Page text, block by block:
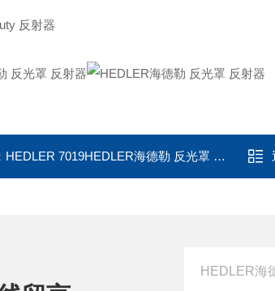
反射器
HEDLER 7019HEDLER海德勒 反光罩 反射器